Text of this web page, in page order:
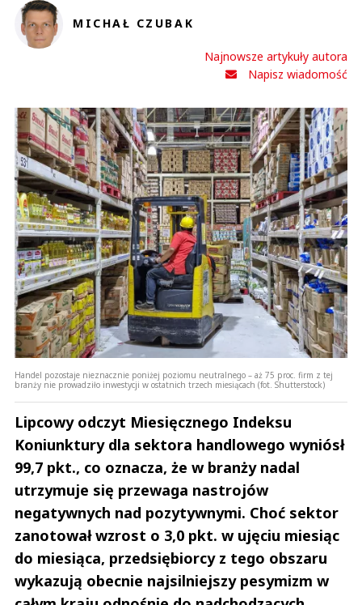
MICHAŁ CZUBAK
Najnowsze artykuły autora
Napisz wiadomość
Handel pozostaje nieznacznie poniżej poziomu neutralnego – aż 75 proc. firm z tej
branży nie prowadziło inwestycji w ostatnich trzech miesiącach (fot. Shutterstock)
Lipcowy odczyt Miesięcznego Indeksu
Koniunktury dla sektora handlowego wyniósł
99,7 pkt., co oznacza, że w branży nadal
utrzymuje się przewaga nastrojów
negatywnych nad pozytywnymi. Choć sektor
zanotował wzrost o 3,0 pkt. w ujęciu miesiąc
do miesiąca, przedsiębiorcy z tego obszaru
wykazują obecnie najsilniejszy pesymizm w